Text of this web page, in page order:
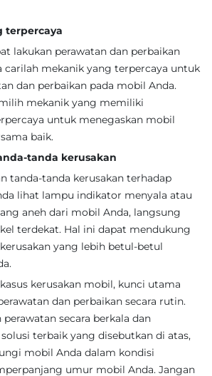
terpercaya
lakukan perawatan dan perbaikan
carilah mekanik yang terpercaya untuk
dan perbaikan pada mobil Anda.
mekanik yang memiliki
untuk menegaskan mobil
baik.
tanda kerusakan
tanda-tanda kerusakan terhadap
lihat lampu indikator menyala atau
aneh dari mobil Anda, langsung
terdekat. Hal ini dapat mendukung
yang lebih betul-betul
kerusakan mobil, kunci utama
dan perbaikan secara rutin.
secara berkala dan
terbaik yang disebutkan di atas,
mobil Anda dalam kondisi
umur mobil Anda. Jangan